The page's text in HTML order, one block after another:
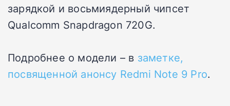
зарядкой и восьмиядерный чипсет
Qualcomm Snapdragon 720G.
Подробнее о модели – в заметке,
посвященной анонсу Redmi Note 9 Pro.